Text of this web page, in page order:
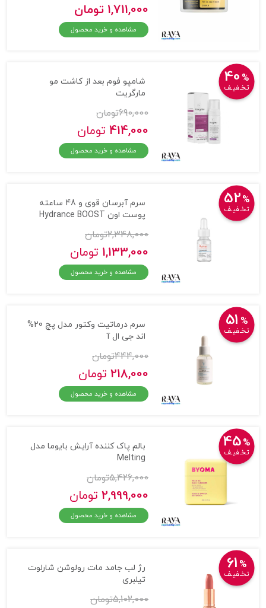
1,711,000 تومان
مشاهده و خرید محصول
40 %
تخـفیـف
شامپو فوم بعد از کاشت مو
مارگریت
690,000تومان
414,000 تومان
مشاهده و خرید محصول
52%
تخـفیـف
سرم آبرسان قوی و 48 ساعته
پوست اون Hydrance BOOST
2,348,000تومان
1,133,000 تومان
مشاهده و خرید محصول
51 %
تخـفیـف
سرم درماتیت وکتور مدل پچ 20%
اند جی ال آ
444,000تومان
218,000 تومان
مشاهده و خرید محصول
45%
تخـفیـف
بالم پاک کننده آرایش بایوما مدل
Melting
5,426,000تومان
2,999,000 تومان
مشاهده و خرید محصول
61 %
تخـفیـف
رژ لب جامد مات رولوشن شارلوت
تیلبری
5,102,000تومان